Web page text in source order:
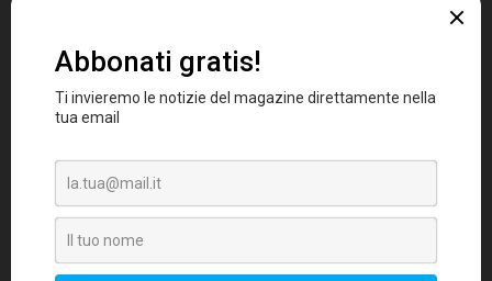
Fu per evitare proprio quel tipo di bruttezza
economica che la
Giapponericorse ai tassi di interesse negativi
nel 2016 e perché la
degli Stati Uniti vicini allo zero per sette anni
consecutivi durante e dopo la Grande
Recessione del 2007-2009.